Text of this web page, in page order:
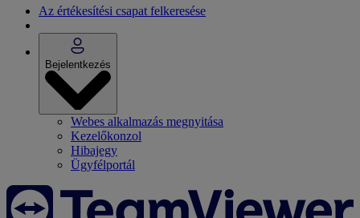
Az értékesítési csapat felkeresése
Bejelentkezés
Webes alkalmazás megnyitása
Kezelőkonzol
Hibajegy
Ügyfélportál